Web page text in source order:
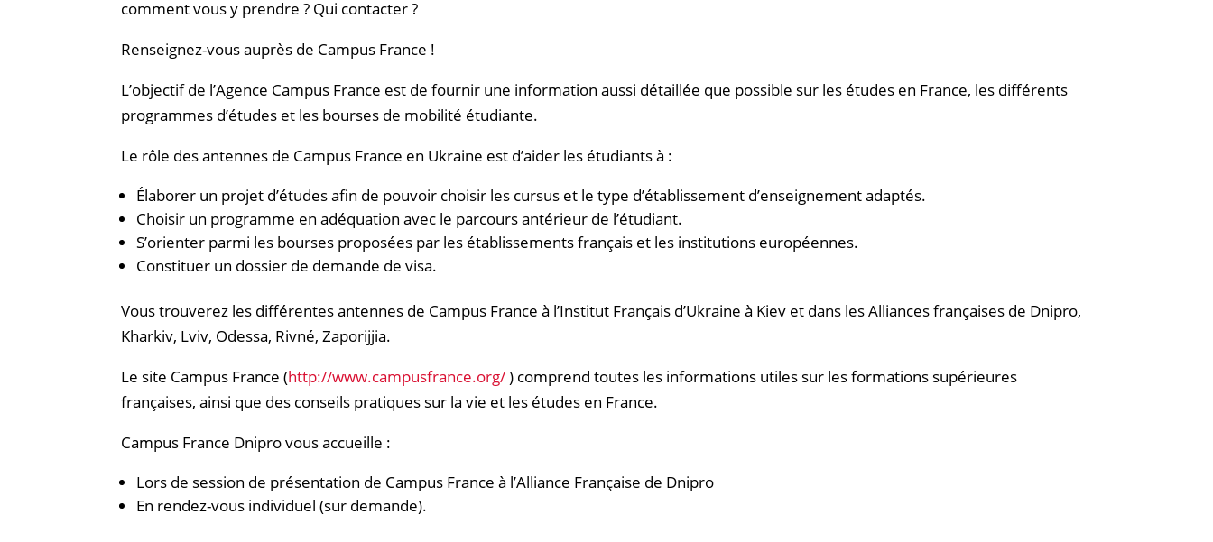
comment vous y prendre ? Qui contacter ?
Renseignez-vous auprès de Campus France !
L’objectif de l’Agence Campus France est de fournir une information aussi détaillée que possible sur les études en France, les différents
programmes d’études et les bourses de mobilité étudiante.
Le rôle des antennes de Campus France en Ukraine est d’aider les étudiants à :
Élaborer un projet d’études afin de pouvoir choisir les cursus et le type d’établissement d’enseignement adaptés.
Choisir un programme en adéquation avec le parcours antérieur de l’étudiant.
S’orienter parmi les bourses proposées par les établissements français et les institutions européennes.
Constituer un dossier de demande de visa.
Vous trouverez les différentes antennes de Campus France à l’Institut Français d’Ukraine à Kiev et dans les Alliances françaises de Dnipro,
Kharkiv, Lviv, Odessa, Rivné, Zaporijjia.
Le site Campus France (http://www.campusfrance.org/) comprend toutes les informations utiles sur les formations supérieures
françaises, ainsi que des conseils pratiques sur la vie et les études en France.
Campus France Dnipro vous accueille :
Lors de session de présentation de Campus France à l’Alliance Française de Dnipro
En rendez-vous individuel (sur demande).